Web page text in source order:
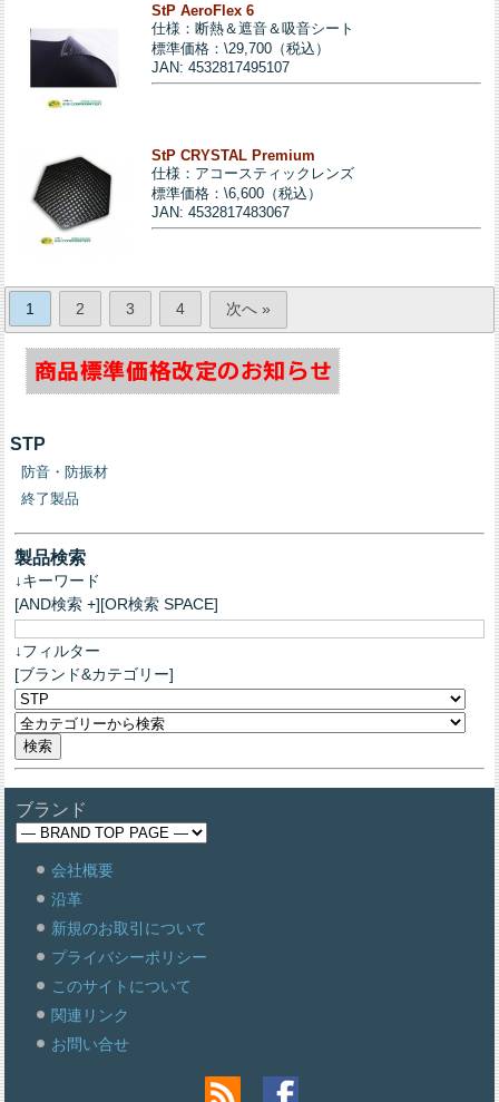
StP AeroFlex 6
仕様：断熱＆遮音＆吸音シート
標準価格：\29,700（税込）
JAN: 4532817495107
StP CRYSTAL Premium
仕様：アコースティックレンズ
標準価格：\6,600（税込）
JAN: 4532817483067
1 2 3 4 次へ »
STP
防音・防振材
終了製品
製品検索
↓キーワード
[AND検索 +][OR検索 SPACE]
↓フィルター
[ブランド&カテゴリー]
ブランド
会社概要
沿革
新規のお取引について
プライバシーポリシー
このサイトについて
関連リンク
お問い合せ